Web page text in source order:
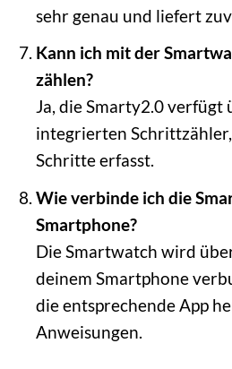
sehr genau und liefert
Kann ich mit der
zählen?
Ja, die Smarty2.0 verfügt
integrierten
Schritte erfasst.
Wie verbinde ich die
Smartphone?
Die Smartwatch wird
deinem Smartphone
die entsprechende App
Anweisungen.